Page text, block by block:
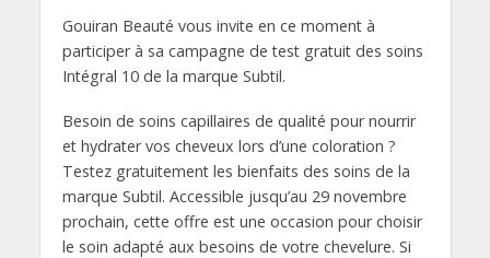
Gouiran Beauté vous invite en ce moment à
participer à sa campagne de test gratuit des soins
Intégral 10 de la marque Subtil.
Besoin de soins capillaires de qualité pour nourrir
et hydrater vos cheveux lors d’une coloration ?
Testez gratuitement les bienfaits des soins de la
marque Subtil. Accessible jusqu’au 29 novembre
prochain, cette offre est une occasion pour choisir
le soin adapté aux besoins de votre chevelure. Si